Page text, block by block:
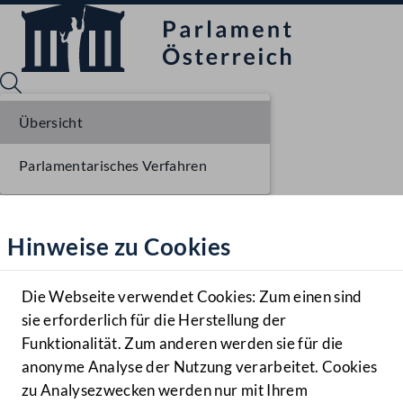
Hilfe
Benutzer
Navigationsmenü öffnen
MENÜ
Hinweise zu Cookies
Die Webseite verwendet Cookies: Zum einen sind
sie erforderlich für die Herstellung der
Funktionalität. Zum anderen werden sie für die
anonyme Analyse der Nutzung verarbeitet. Cookies
zu Analysezwecken werden nur mit Ihrem
Übersicht
Parlamentarisches Verfahren